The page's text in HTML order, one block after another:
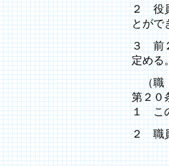
２ 役
とがで
３ 前
定める
（職
第２０
１ こ
２ 職